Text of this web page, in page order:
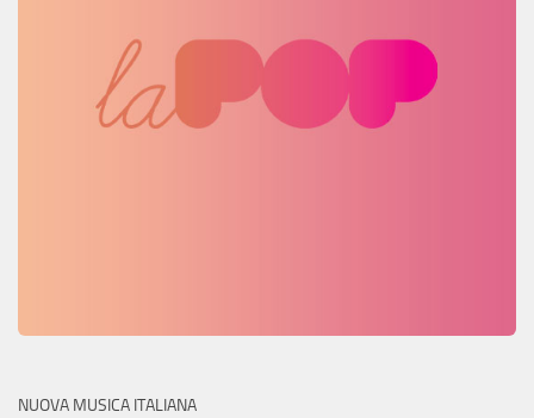
NUOVA MUSICA ITALIANA